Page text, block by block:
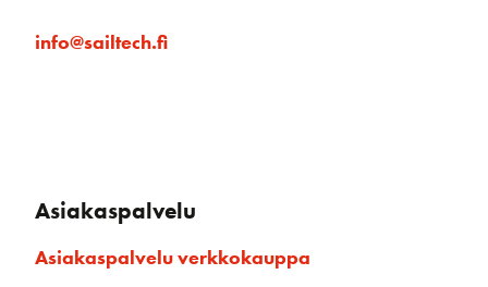
info@sailtech.fi
Asiakaspalvelu
Asiakaspalvelu verkkokauppa